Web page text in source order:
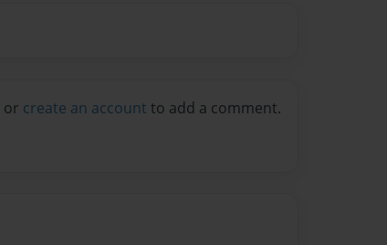
or create an account to add a comment.